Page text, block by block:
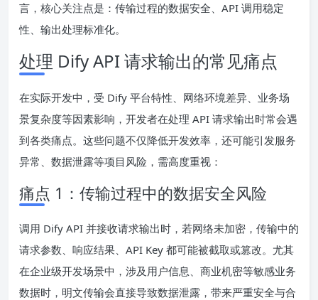
言，核心关注点是：传输过程的数据安全、API 调用稳定
性、输出处理标准化。
处理 Dify API 请求输出的常见痛点
在实际开发中，受 Dify 平台特性、网络环境差异、业务场
景复杂度等因素影响，开发者在处理 API 请求输出时常会遇
到各类痛点。这些问题不仅降低开发效率，还可能引发服务
异常、数据泄露等项目风险，需高度重视：
痛点 1：传输过程中的数据安全风险
调用 Dify API 并接收请求输出时，若网络未加密，传输中的
请求参数、响应结果、API Key 都可能被截取或篡改。尤其
在企业级开发场景中，涉及用户信息、商业机密等敏感业务
数据时，明文传输会直接导致数据泄露，带来严重安全与合